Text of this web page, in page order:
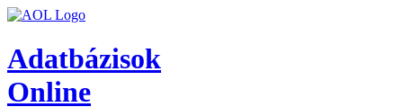
Adatbázisok
Online